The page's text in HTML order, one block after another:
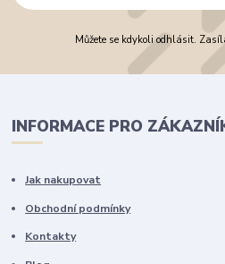
Můžete se kdykoli odhlásit.
INFORMACE PRO
Jak nakupovat
Obchodní podmínky
Kontakty